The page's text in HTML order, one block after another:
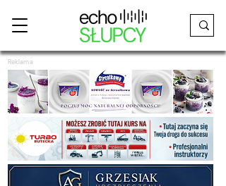
Reklama